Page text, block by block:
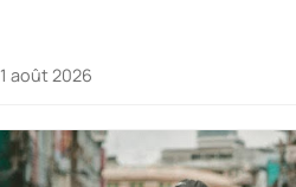
1 août 2026